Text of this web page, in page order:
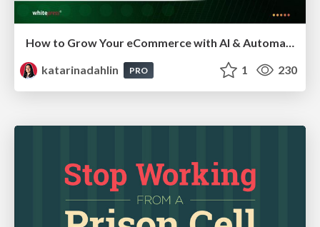
katarinadahlin
PRO 1 230